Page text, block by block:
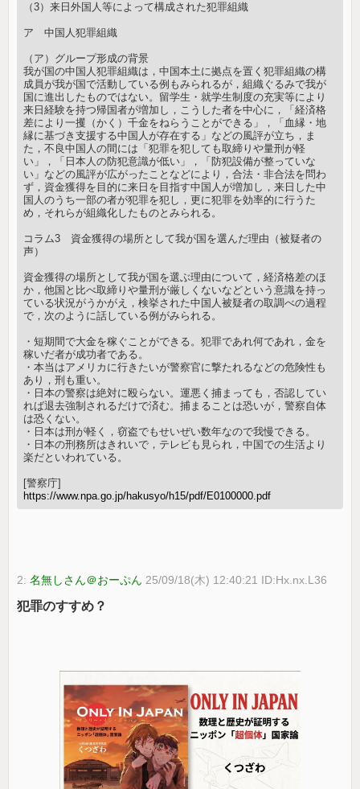
（3）来日外国人等によって構成された犯罪組織
ア 中国人犯罪組織
（ア）グループ形成の背景
我が国の中国人犯罪組織は，中国本土に拠点を置く犯罪組織の構
成員が我が国で活動している例もみられるが，組織ぐるみで我が
国に進出したものではない。留学生・就学生制度の充実等により
来日経験を持つ帰国者が増加し，こうした者を中心に，「経済格
差により一攫（かく）千金をねらうことができる」，「血縁・地
縁に基づき支援する中国人が存在する」などの風評が立ち，ま
た，不良中国人の間には「犯罪を犯しても取締りや量刑が軽
い」，「日本人の防犯意識が低い」，「防犯設備が整っていな
い」などの風評が広がったことなどにより，合法・非合法を問わ
ず，資金獲得を目的に来日を目指す中国人が増加し，来日した中
国人のうち一部の者が犯罪を犯し，更に犯罪を効率的に行うた
め，それらが組織化したものとみられる。
コラム3 資金獲得の場所として我が国を選んだ理由（被疑者の
声）
資金獲得の場所として我が国を選ぶ理由について，経済格差のほ
か，他国と比べ取締りや量刑が厳しくないなどという意識を持っ
ている状況がうかがえ，検挙された中国人被疑者の取調べの過程
で，次のように話している例がみられる。
・短期間で大金を稼ぐことができる。犯罪であれ何であれ，金を
稼いだ者が成功者である。
・本当はアメリカに行きたいが警察官に撃たれるなどの危険性も
あり，刑も重い。
・日本の警察は絶対に殴らない。運悪く捕まっても，否認してい
れば退去強制されるだけで済む。捕まることは恐いが，警察自体
は恐くない。
・日本は刑が軽く，窃盗でもせいぜい数年なので我慢できる。
・日本の刑務所はきれいで，テレビも見られ，中国での生活より
楽だといわれている。
[警察庁]
https://www.npa.go.jp/hakusyo/h15/pdf/E0100000.pdf
2:名無しさん＠おーぷん 25/09/18(木) 12:40:21 ID:Hx.nx.L36
犯罪のすすめ？